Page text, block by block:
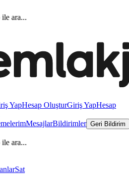
ara...
YapHesap OluşturGiriş YapHesap
MesajlarBildirimler Geri Bildirim
ara...
Sat